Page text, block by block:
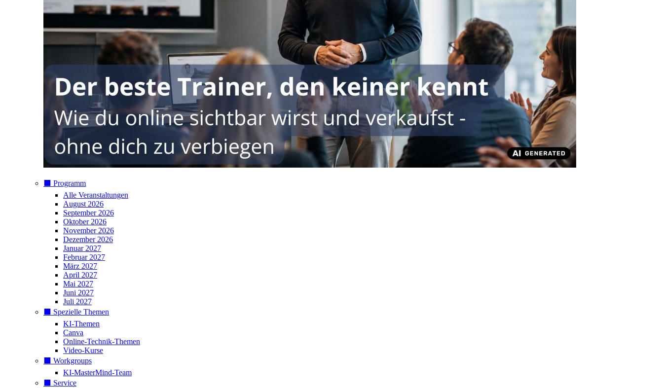
⬛️ Programm
Alle Veranstaltungen
August 2026
September 2026
Oktober 2026
November 2026
Dezember 2026
Januar 2027
Februar 2027
März 2027
April 2027
Mai 2027
Juni 2027
Juli 2027
⬛️ Spezielle Themen
KI-Themen
Canva
Online-Technik-Themen
Video-Kurse
⬛️ Workgroups
KI-MasterMind-Team
⬛️ Service